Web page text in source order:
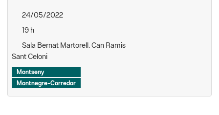
24/05/2022
19 h
Sala Bernat Martorell. Can Ramis
Sant Celoni
Montseny
Montnegre-Corredor